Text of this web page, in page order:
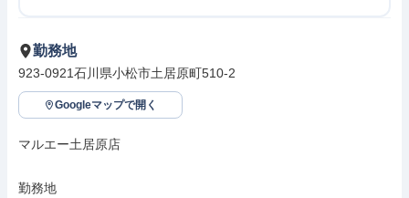
勤務地
923-0921石川県小松市土居原町510-2
Googleマップで開く
マルエー土居原店
勤務地